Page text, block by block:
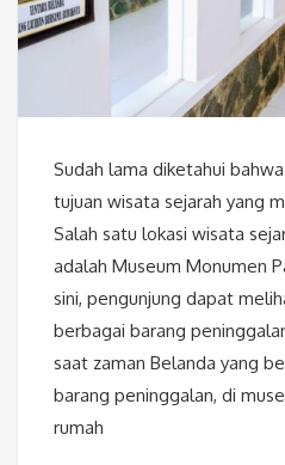
Sudah lama diketahui
tujuan wisata sejarah yang
Salah satu lokasi wisata
adalah Museum Monumen
sini, pengunjung dapat
berbagai barang
saat zaman Belanda yang
barang peninggalan, di
rumah